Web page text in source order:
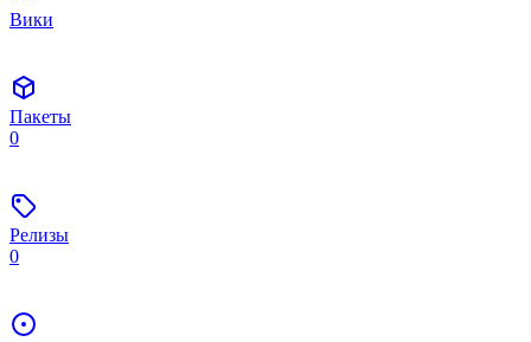
Вики
Пакеты
0
Релизы
0